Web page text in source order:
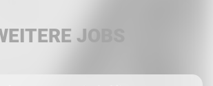
JOBS